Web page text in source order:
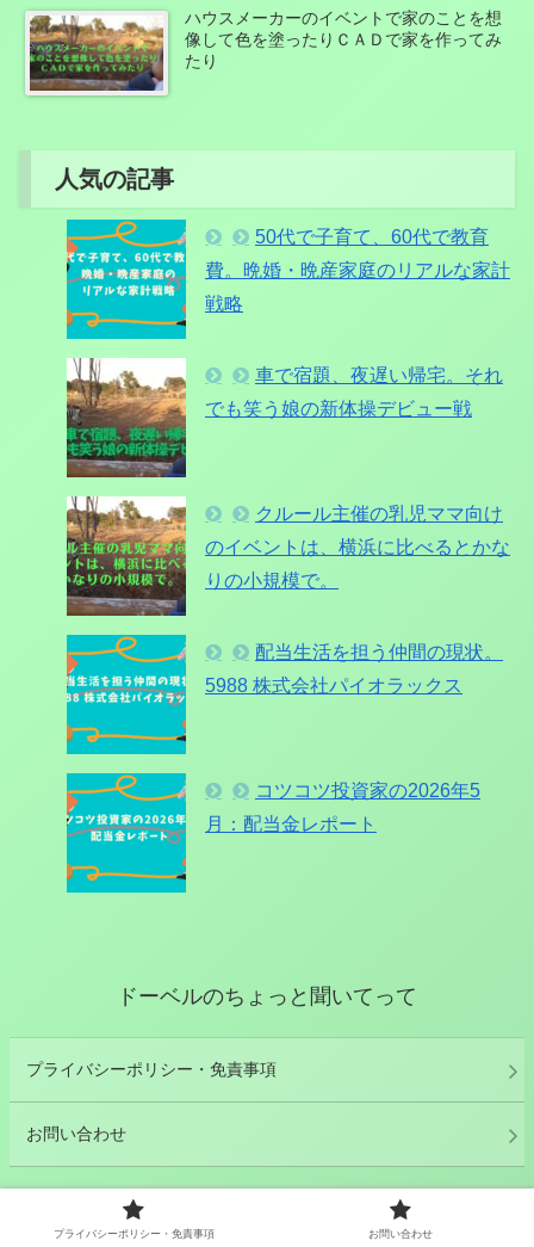
ハウスメーカーのイベントで家のことを想
像して色を塗ったりＣＡＤで家を作ってみ
たり
人気の記事
50代で子育て、60代で教育
費。晩婚・晩産家庭のリアルな家計
戦略
車で宿題、夜遅い帰宅。それ
でも笑う娘の新体操デビュー戦
クルール主催の乳児ママ向け
のイベントは、横浜に比べるとかな
りの小規模で。
配当生活を担う仲間の現状。
5988 株式会社パイオラックス
コツコツ投資家の2026年5
月：配当金レポート
ドーベルのちょっと聞いてって
プライバシーポリシー・免責事項
お問い合わせ
© 2022 ドーベルのちょっと聞いてって.
プライバシーポリシー・免責事項 お問い合わせ